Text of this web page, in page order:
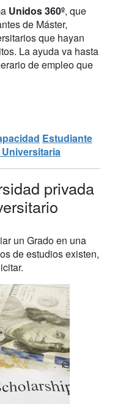
Unidos 360º, que
de Máster,
que hayan
La ayuda va hasta
de empleo que
Estudiante
privada
un Grado en una
de estudios existen,